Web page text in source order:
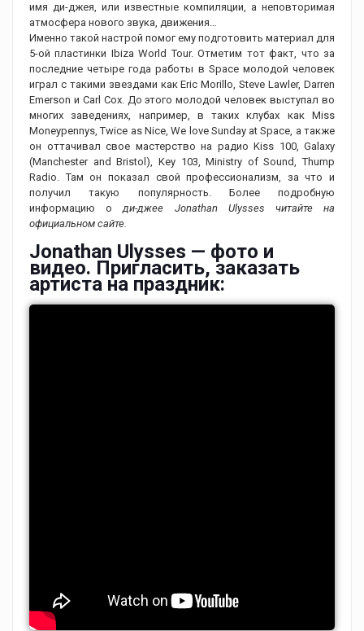
имя ди-джея, или известные компиляции, а неповторимая
атмосфера нового звука, движения…
Именно такой настрой помог ему подготовить материал для
5-ой пластинки Ibiza World Tour. Отметим тот факт, что за
последние четыре года работы в Space молодой человек
играл с такими звездами как Eric Morillo, Steve Lawler, Darren
Emerson и Carl Cox. До этого молодой человек выступал во
многих заведениях, например, в таких клубах как Miss
Moneypennys, Twice as Nice, We love Sunday at Space, а также
он оттачивал свое мастерство на радио Kiss 100, Galaxy
(Manchester and Bristol), Key 103, Ministry of Sound, Thump
Radio. Там он показал свой профессионализм, за что и
получил такую популярность. Более подробную
информацию оди-джее Jonathan Ulysses читайте на
официальном сайте.
Jonathan Ulysses — фото и
видео. Пригласить, заказать
артиста на праздник: